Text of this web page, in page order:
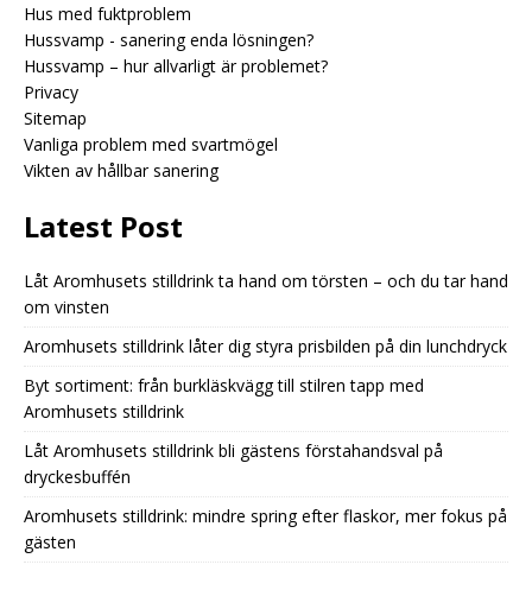
Hus med fuktproblem
Hussvamp - sanering enda lösningen?
Hussvamp – hur allvarligt är problemet?
Privacy
Sitemap
Vanliga problem med svartmögel
Vikten av hållbar sanering
Latest Post
Låt Aromhusets stilldrink ta hand om törsten – och du tar hand
om vinsten
Aromhusets stilldrink låter dig styra prisbilden på din lunchdryck
Byt sortiment: från burkläskvägg till stilren tapp med
Aromhusets stilldrink
Låt Aromhusets stilldrink bli gästens förstahandsval på
dryckesbuffén
Aromhusets stilldrink: mindre spring efter flaskor, mer fokus på
gästen